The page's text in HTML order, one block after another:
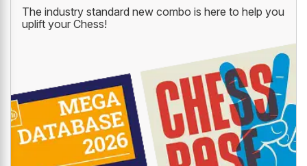
The industry standard new combo is here to help you
uplift your Chess!